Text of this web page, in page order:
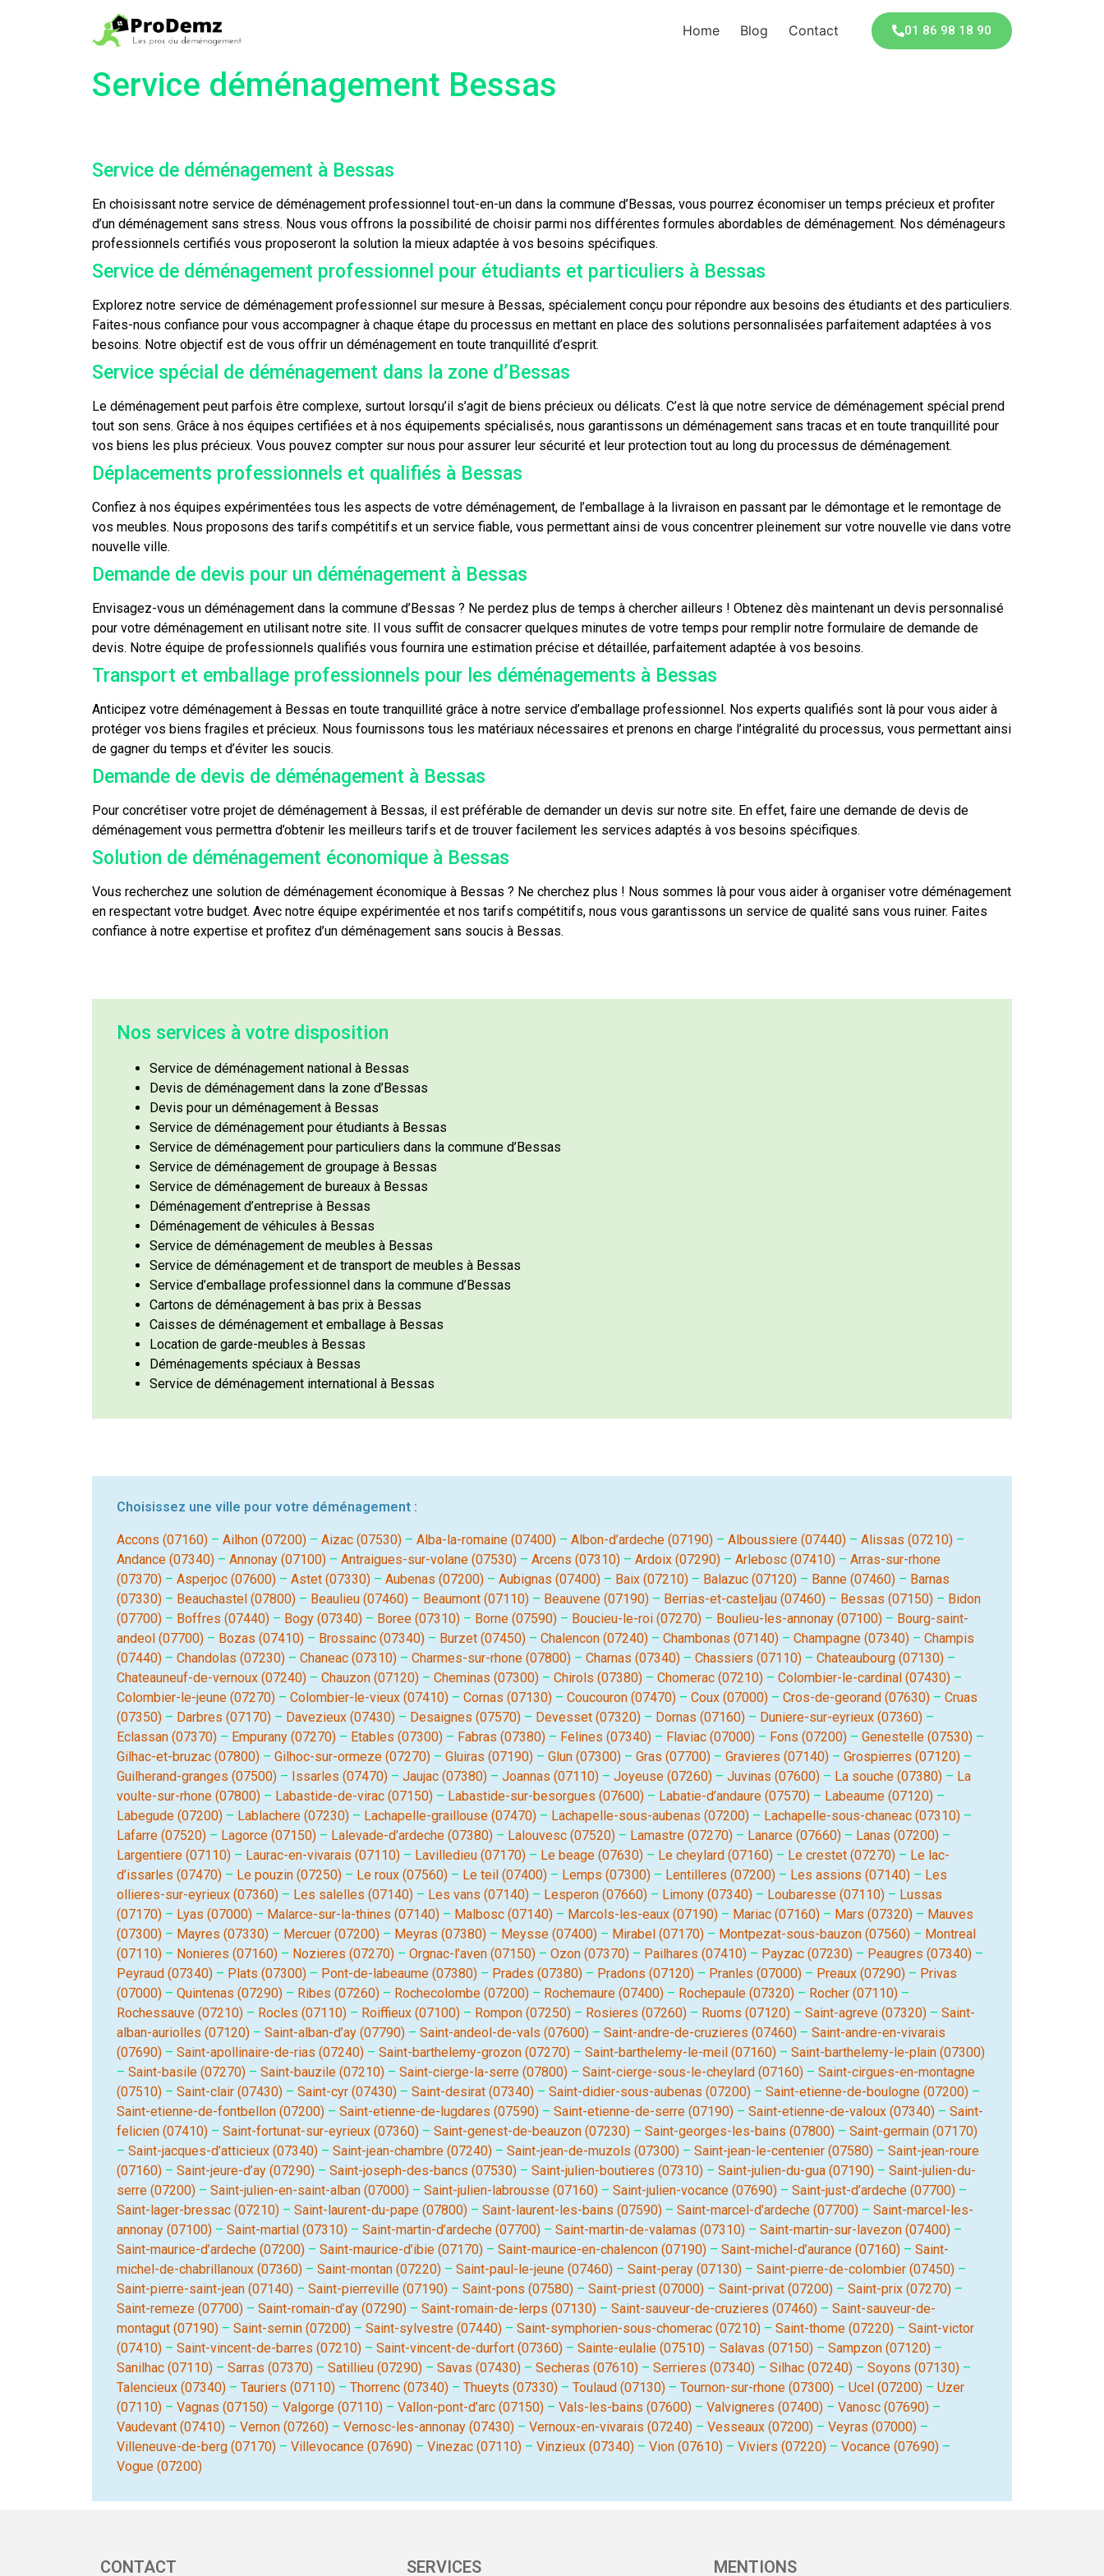
Home Blog Contact 01 86 98 18 90
Service déménagement Bessas
Service de déménagement à Bessas
En choisissant notre service de déménagement professionnel tout-en-un dans la commune d’Bessas, vous pourrez économiser un temps précieux et profiter
d’un déménagement sans stress. Nous vous offrons la possibilité de choisir parmi nos différentes formules abordables de déménagement. Nos déménageurs
professionnels certifiés vous proposeront la solution la mieux adaptée à vos besoins spécifiques.
Service de déménagement professionnel pour étudiants et particuliers à Bessas
Explorez notre service de déménagement professionnel sur mesure à Bessas, spécialement conçu pour répondre aux besoins des étudiants et des particuliers.
Faites-nous confiance pour vous accompagner à chaque étape du processus en mettant en place des solutions personnalisées parfaitement adaptées à vos
besoins. Notre objectif est de vous offrir un déménagement en toute tranquillité d’esprit.
Service spécial de déménagement dans la zone d’Bessas
Le déménagement peut parfois être complexe, surtout lorsqu’il s’agit de biens précieux ou délicats. C’est là que notre service de déménagement spécial prend
tout son sens. Grâce à nos équipes certifiées et à nos équipements spécialisés, nous garantissons un déménagement sans tracas et en toute tranquillité pour
vos biens les plus précieux. Vous pouvez compter sur nous pour assurer leur sécurité et leur protection tout au long du processus de déménagement.
Déplacements professionnels et qualifiés à Bessas
Confiez à nos équipes expérimentées tous les aspects de votre déménagement, de l’emballage à la livraison en passant par le démontage et le remontage de
vos meubles. Nous proposons des tarifs compétitifs et un service fiable, vous permettant ainsi de vous concentrer pleinement sur votre nouvelle vie dans votre
nouvelle ville.
Demande de devis pour un déménagement à Bessas
Envisagez-vous un déménagement dans la commune d’Bessas ? Ne perdez plus de temps à chercher ailleurs ! Obtenez dès maintenant un devis personnalisé
pour votre déménagement en utilisant notre site. Il vous suffit de consacrer quelques minutes de votre temps pour remplir notre formulaire de demande de
devis. Notre équipe de professionnels qualifiés vous fournira une estimation précise et détaillée, parfaitement adaptée à vos besoins.
Transport et emballage professionnels pour les déménagements à Bessas
Anticipez votre déménagement à Bessas en toute tranquillité grâce à notre service d’emballage professionnel. Nos experts qualifiés sont là pour vous aider à
protéger vos biens fragiles et précieux. Nous fournissons tous les matériaux nécessaires et prenons en charge l’intégralité du processus, vous permettant ainsi
de gagner du temps et d’éviter les soucis.
Demande de devis de déménagement à Bessas
Pour concrétiser votre projet de déménagement à Bessas, il est préférable de demander un devis sur notre site. En effet, faire une demande de devis de
déménagement vous permettra d’obtenir les meilleurs tarifs et de trouver facilement les services adaptés à vos besoins spécifiques.
Solution de déménagement économique à Bessas
Vous recherchez une solution de déménagement économique à Bessas ? Ne cherchez plus ! Nous sommes là pour vous aider à organiser votre déménagement
en respectant votre budget. Avec notre équipe expérimentée et nos tarifs compétitifs, nous vous garantissons un service de qualité sans vous ruiner. Faites
confiance à notre expertise et profitez d’un déménagement sans soucis à Bessas.
Nos services à votre disposition
Service de déménagement national à Bessas
Devis de déménagement dans la zone d’Bessas
Devis pour un déménagement à Bessas
Service de déménagement pour étudiants à Bessas
Service de déménagement pour particuliers dans la commune d’Bessas
Service de déménagement de groupage à Bessas
Service de déménagement de bureaux à Bessas
Déménagement d’entreprise à Bessas
Déménagement de véhicules à Bessas
Service de déménagement de meubles à Bessas
Service de déménagement et de transport de meubles à Bessas
Service d’emballage professionnel dans la commune d’Bessas
Cartons de déménagement à bas prix à Bessas
Caisses de déménagement et emballage à Bessas
Location de garde-meubles à Bessas
Déménagements spéciaux à Bessas
Service de déménagement international à Bessas
Choisissez une ville pour votre déménagement :
Accons (07160) – Ailhon (07200) – Aizac (07530) – Alba-la-romaine (07400) – Albon-d’ardeche (07190) – Alboussiere (07440) – Alissas (07210) –
Andance (07340) – Annonay (07100) – Antraigues-sur-volane (07530) – Arcens (07310) – Ardoix (07290) – Arlebosc (07410) – Arras-sur-rhone
(07370) – Asperjoc (07600) – Astet (07330) – Aubenas (07200) – Aubignas (07400) – Baix (07210) – Balazuc (07120) – Banne (07460) – Barnas
(07330) – Beauchastel (07800) – Beaulieu (07460) – Beaumont (07110) – Beauvene (07190) – Berrias-et-casteljau (07460) – Bessas (07150) – Bidon
(07700) – Boffres (07440) – Bogy (07340) – Boree (07310) – Borne (07590) – Boucieu-le-roi (07270) – Boulieu-les-annonay (07100) – Bourg-saint-
andeol (07700) – Bozas (07410) – Brossainc (07340) – Burzet (07450) – Chalencon (07240) – Chambonas (07140) – Champagne (07340) – Champis
(07440) – Chandolas (07230) – Chaneac (07310) – Charmes-sur-rhone (07800) – Charnas (07340) – Chassiers (07110) – Chateaubourg (07130) –
Chateauneuf-de-vernoux (07240) – Chauzon (07120) – Cheminas (07300) – Chirols (07380) – Chomerac (07210) – Colombier-le-cardinal (07430) –
Colombier-le-jeune (07270) – Colombier-le-vieux (07410) – Cornas (07130) – Coucouron (07470) – Coux (07000) – Cros-de-georand (07630) – Cruas
(07350) – Darbres (07170) – Davezieux (07430) – Desaignes (07570) – Devesset (07320) – Dornas (07160) – Duniere-sur-eyrieux (07360) –
Eclassan (07370) – Empurany (07270) – Etables (07300) – Fabras (07380) – Felines (07340) – Flaviac (07000) – Fons (07200) – Genestelle (07530) –
Gilhac-et-bruzac (07800) – Gilhoc-sur-ormeze (07270) – Gluiras (07190) – Glun (07300) – Gras (07700) – Gravieres (07140) – Grospierres (07120) –
Guilherand-granges (07500) – Issarles (07470) – Jaujac (07380) – Joannas (07110) – Joyeuse (07260) – Juvinas (07600) – La souche (07380) – La
voulte-sur-rhone (07800) – Labastide-de-virac (07150) – Labastide-sur-besorgues (07600) – Labatie-d’andaure (07570) – Labeaume (07120) –
Labegude (07200) – Lablachere (07230) – Lachapelle-graillouse (07470) – Lachapelle-sous-aubenas (07200) – Lachapelle-sous-chaneac (07310) –
Lafarre (07520) – Lagorce (07150) – Lalevade-d’ardeche (07380) – Lalouvesc (07520) – Lamastre (07270) – Lanarce (07660) – Lanas (07200) –
Largentiere (07110) – Laurac-en-vivarais (07110) – Lavilledieu (07170) – Le beage (07630) – Le cheylard (07160) – Le crestet (07270) – Le lac-
d’issarles (07470) – Le pouzin (07250) – Le roux (07560) – Le teil (07400) – Lemps (07300) – Lentilleres (07200) – Les assions (07140) – Les
ollieres-sur-eyrieux (07360) – Les salelles (07140) – Les vans (07140) – Lesperon (07660) – Limony (07340) – Loubaresse (07110) – Lussas
(07170) – Lyas (07000) – Malarce-sur-la-thines (07140) – Malbosc (07140) – Marcols-les-eaux (07190) – Mariac (07160) – Mars (07320) – Mauves
(07300) – Mayres (07330) – Mercuer (07200) – Meyras (07380) – Meysse (07400) – Mirabel (07170) – Montpezat-sous-bauzon (07560) – Montreal
(07110) – Nonieres (07160) – Nozieres (07270) – Orgnac-l’aven (07150) – Ozon (07370) – Pailhares (07410) – Payzac (07230) – Peaugres (07340) –
Peyraud (07340) – Plats (07300) – Pont-de-labeaume (07380) – Prades (07380) – Pradons (07120) – Pranles (07000) – Preaux (07290) – Privas
(07000) – Quintenas (07290) – Ribes (07260) – Rochecolombe (07200) – Rochemaure (07400) – Rochepaule (07320) – Rocher (07110) –
Rochessauve (07210) – Rocles (07110) – Roiffieux (07100) – Rompon (07250) – Rosieres (07260) – Ruoms (07120) – Saint-agreve (07320) – Saint-
alban-auriolles (07120) – Saint-alban-d’ay (07790) – Saint-andeol-de-vals (07600) – Saint-andre-de-cruzieres (07460) – Saint-andre-en-vivarais
(07690) – Saint-apollinaire-de-rias (07240) – Saint-barthelemy-grozon (07270) – Saint-barthelemy-le-meil (07160) – Saint-barthelemy-le-plain (07300)
– Saint-basile (07270) – Saint-bauzile (07210) – Saint-cierge-la-serre (07800) – Saint-cierge-sous-le-cheylard (07160) – Saint-cirgues-en-montagne
(07510) – Saint-clair (07430) – Saint-cyr (07430) – Saint-desirat (07340) – Saint-didier-sous-aubenas (07200) – Saint-etienne-de-boulogne (07200) –
Saint-etienne-de-fontbellon (07200) – Saint-etienne-de-lugdares (07590) – Saint-etienne-de-serre (07190) – Saint-etienne-de-valoux (07340) – Saint-
felicien (07410) – Saint-fortunat-sur-eyrieux (07360) – Saint-genest-de-beauzon (07230) – Saint-georges-les-bains (07800) – Saint-germain (07170)
– Saint-jacques-d’atticieux (07340) – Saint-jean-chambre (07240) – Saint-jean-de-muzols (07300) – Saint-jean-le-centenier (07580) – Saint-jean-roure
(07160) – Saint-jeure-d’ay (07290) – Saint-joseph-des-bancs (07530) – Saint-julien-boutieres (07310) – Saint-julien-du-gua (07190) – Saint-julien-du-
serre (07200) – Saint-julien-en-saint-alban (07000) – Saint-julien-labrousse (07160) – Saint-julien-vocance (07690) – Saint-just-d’ardeche (07700) –
Saint-lager-bressac (07210) – Saint-laurent-du-pape (07800) – Saint-laurent-les-bains (07590) – Saint-marcel-d’ardeche (07700) – Saint-marcel-les-
annonay (07100) – Saint-martial (07310) – Saint-martin-d’ardeche (07700) – Saint-martin-de-valamas (07310) – Saint-martin-sur-lavezon (07400) –
Saint-maurice-d’ardeche (07200) – Saint-maurice-d’ibie (07170) – Saint-maurice-en-chalencon (07190) – Saint-michel-d’aurance (07160) – Saint-
michel-de-chabrillanoux (07360) – Saint-montan (07220) – Saint-paul-le-jeune (07460) – Saint-peray (07130) – Saint-pierre-de-colombier (07450) –
Saint-pierre-saint-jean (07140) – Saint-pierreville (07190) – Saint-pons (07580) – Saint-priest (07000) – Saint-privat (07200) – Saint-prix (07270) –
Saint-remeze (07700) – Saint-romain-d’ay (07290) – Saint-romain-de-lerps (07130) – Saint-sauveur-de-cruzieres (07460) – Saint-sauveur-de-
montagut (07190) – Saint-sernin (07200) – Saint-sylvestre (07440) – Saint-symphorien-sous-chomerac (07210) – Saint-thome (07220) – Saint-victor
(07410) – Saint-vincent-de-barres (07210) – Saint-vincent-de-durfort (07360) – Sainte-eulalie (07510) – Salavas (07150) – Sampzon (07120) –
Sanilhac (07110) – Sarras (07370) – Satillieu (07290) – Savas (07430) – Secheras (07610) – Serrieres (07340) – Silhac (07240) – Soyons (07130) –
Talencieux (07340) – Tauriers (07110) – Thorrenc (07340) – Thueyts (07330) – Toulaud (07130) – Tournon-sur-rhone (07300) – Ucel (07200) – Uzer
(07110) – Vagnas (07150) – Valgorge (07110) – Vallon-pont-d’arc (07150) – Vals-les-bains (07600) – Valvigneres (07400) – Vanosc (07690) –
Vaudevant (07410) – Vernon (07260) – Vernosc-les-annonay (07430) – Vernoux-en-vivarais (07240) – Vesseaux (07200) – Veyras (07000) –
Villeneuve-de-berg (07170) – Villevocance (07690) – Vinezac (07110) – Vinzieux (07340) – Vion (07610) – Viviers (07220) – Vocance (07690) –
Vogue (07200)
CONTACT SERVICES MENTIONS